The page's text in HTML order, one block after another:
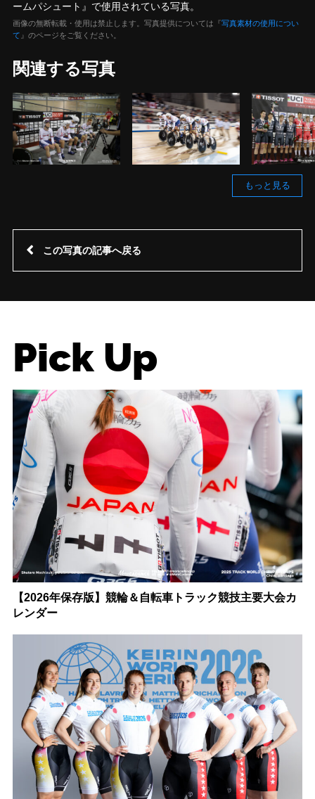
ームパシュート』で使用されている写真。
画像の無断転載・使用は禁止します。写真提供については『写真素材の使用につい
て 』のページをご覧ください。
関連する写真
もっと見る
この写真の記事へ戻る
Pick Up
【2026年保存版】競輪＆自転車トラック競技主要大会カ
レンダー